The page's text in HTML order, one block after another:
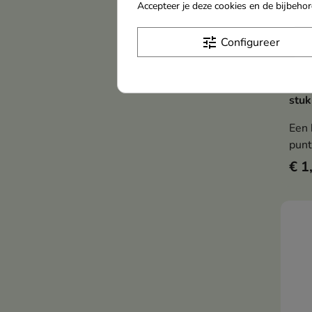
stuk
punt
€
Accepteer je deze cookies en de
tune Configureer